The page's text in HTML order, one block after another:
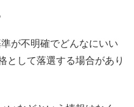
が不明確でどんなにいい
として落選する場合があり